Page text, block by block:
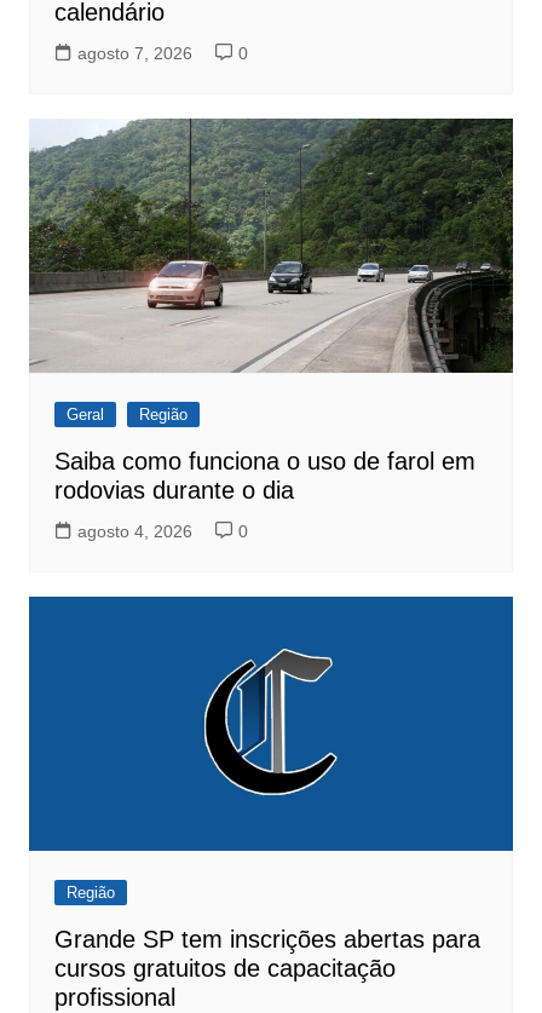
calendário
agosto 7, 2026 0
Geral Região
Saiba como funciona o uso de farol em
rodovias durante o dia
agosto 4, 2026 0
Região
Grande SP tem inscrições abertas para
cursos gratuitos de capacitação
profissional